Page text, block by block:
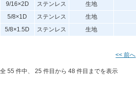
9/16×2D
ステンレス
生地
5/8×1D
ステンレス
生地
5/8×1.5D
ステンレス 生地
<< 前へ
全 55 件中、 25 件目から 48 件目までを表示